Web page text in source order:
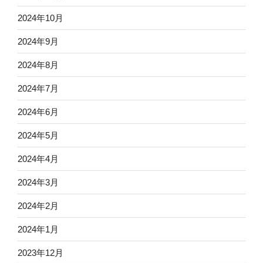
2024年10月
2024年9月
2024年8月
2024年7月
2024年6月
2024年5月
2024年4月
2024年3月
2024年2月
2024年1月
2023年12月